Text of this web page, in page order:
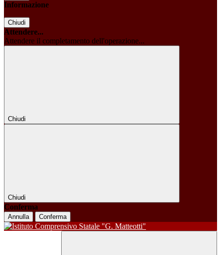
Informazione
Chiudi
Attendere...
Attendere il completamento dell'operazione...
Chiudi
Chiudi
Conferma
Annulla Conferma